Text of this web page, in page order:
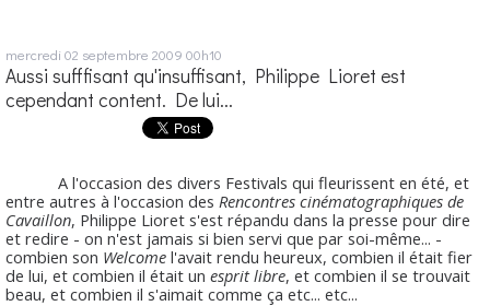
mercredi 02 septembre 2009 00h10
Aussi sufffisant qu'insuffisant, Philippe Lioret est
cependant content. De lui...
A l'occasion des divers Festivals qui fleurissent en été, et
entre autres à l'occasion des Rencontres cinématographiques de
Cavaillon, Philippe Lioret s'est répandu dans la presse pour dire
et redire - on n'est jamais si bien servi que par soi-même... -
combien son Welcome l'avait rendu heureux, combien il était fier
de lui, et combien il était un esprit libre, et combien il se trouvait
beau, et combien il s'aimait comme ça etc... etc...